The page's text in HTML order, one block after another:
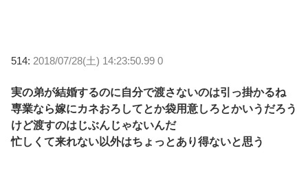
514: 2018/07/28(土) 14:23:50.99 0
実の弟が結婚するのに自分で渡さないのは引っ掛かるね
専業なら嫁にカネおろしてとか袋用意しろとかいうだろう
けど渡すのはじぶんじゃないんだ
忙しくて来れない以外はちょっとあり得ないと思う